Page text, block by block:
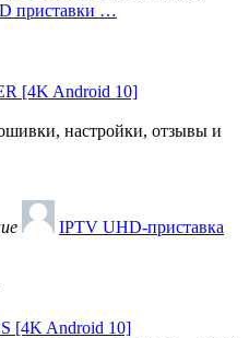
приставки …
[4K Android 10]
настройки, отзывы и
IPTV UHD-приставка
[4K Android 10]